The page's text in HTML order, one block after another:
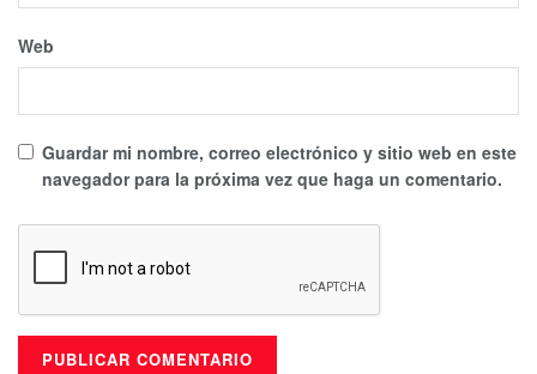
Web
Guardar mi nombre, correo electrónico y sitio web en este
navegador para la próxima vez que haga un comentario.